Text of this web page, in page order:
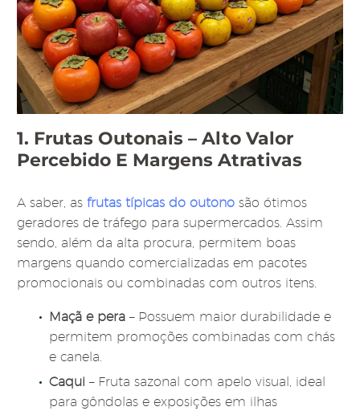
1. Frutas Outonais – Alto Valor
Percebido E Margens Atrativas
A saber, as frutas típicas do outono são ótimos
geradores de tráfego para supermercados. Assim
sendo, além da alta procura, permitem boas
margens quando comercializadas em pacotes
promocionais ou combinadas com outros itens.
Maçã e pera – Possuem maior durabilidade e
permitem promoções combinadas com chás
e canela.
Caqui – Fruta sazonal com apelo visual, ideal
para gôndolas e exposições em ilhas